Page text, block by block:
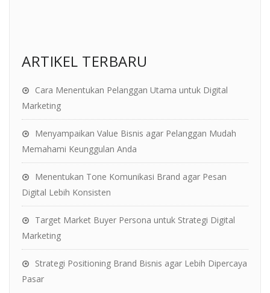
ARTIKEL TERBARU
Cara Menentukan Pelanggan Utama untuk Digital
Marketing
Menyampaikan Value Bisnis agar Pelanggan Mudah
Memahami Keunggulan Anda
Menentukan Tone Komunikasi Brand agar Pesan
Digital Lebih Konsisten
Target Market Buyer Persona untuk Strategi Digital
Marketing
Strategi Positioning Brand Bisnis agar Lebih Dipercaya
Pasar